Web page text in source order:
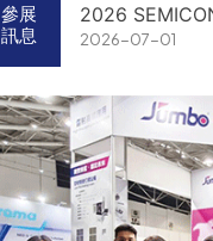
參展
訊息
2026
2026-07-01